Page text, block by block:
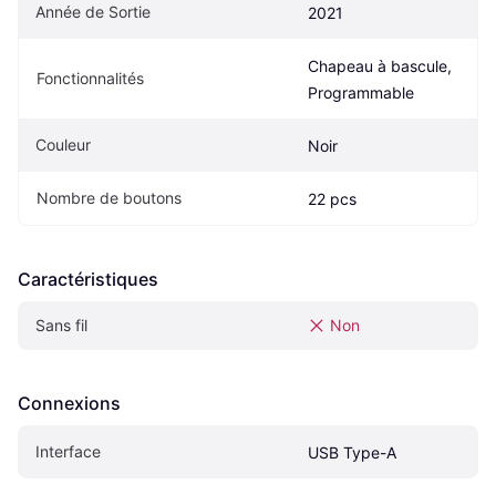
Année de Sortie 2021
Fonctionnalités
Chapeau à bascule,
Programmable
Couleur Noir
Nombre de boutons 22 pcs
Caractéristiques
Sans fil Non
Connexions
Interface USB Type-A